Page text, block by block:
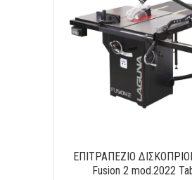
ΕΠΙΤΡΑΠΕΖΙΟ
Fusion 2 mod.2022